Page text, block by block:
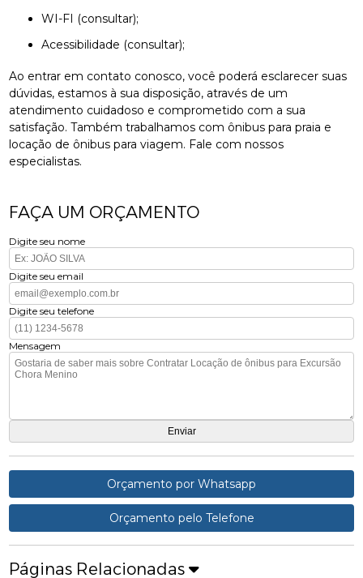
WI-FI (consultar);
Acessibilidade (consultar);
Ao entrar em contato conosco, você poderá esclarecer suas
dúvidas, estamos à sua disposição, através de um
atendimento cuidadoso e comprometido com a sua
satisfação. Também trabalhamos com ônibus para praia e
locação de ônibus para viagem. Fale com nossos
especialistas.
FAÇA UM ORÇAMENTO
Digite seu nome
Digite seu email
Digite seu telefone
Mensagem
Orçamento por Whatsapp
Orçamento pelo Telefone
Páginas Relacionadas